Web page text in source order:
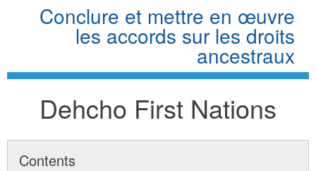
Conclure et mettre en œuvre
les accords sur les droits
ancestraux
Dehcho First Nations
Contents